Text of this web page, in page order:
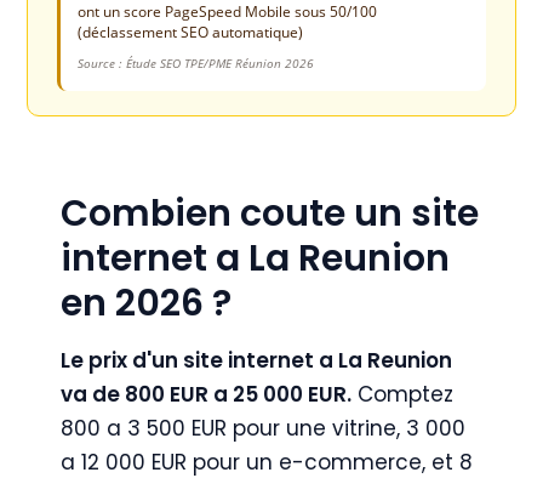
ont un score PageSpeed Mobile sous 50/100
(déclassement SEO automatique)
Source : Étude SEO TPE/PME Réunion 2026
Combien coute un site
internet a La Reunion
en 2026 ?
Le prix d'un site internet a La Reunion
va de 800 EUR a 25 000 EUR. Comptez
800 a 3 500 EUR pour une vitrine, 3 000
a 12 000 EUR pour un e-commerce, et 8